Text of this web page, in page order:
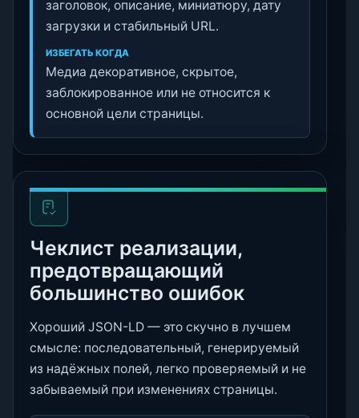
заголовок, описание, миниатюру, дату
загрузки и стабильный URL.
ИЗБЕГАТЬ КОГДА
Медиа декоративное, скрытое,
заблокированное или не относится к
основной цели страницы.
Чеклист реализации,
предотвращающий
большинство ошибок
Хороший JSON-LD — это скучно в лучшем
смысле: последовательный, генерируемый
из надёжных полей, легко проверяемый и не
забываемый при изменениях страницы.